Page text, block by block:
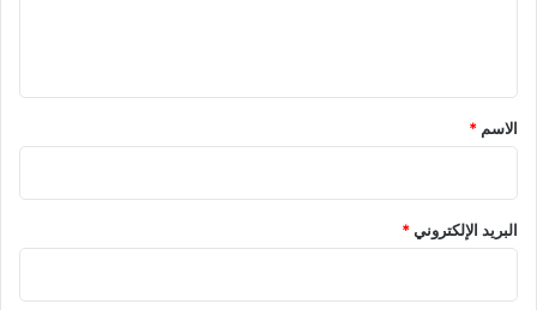
*
الاسم *
البريد الإلكتروني*